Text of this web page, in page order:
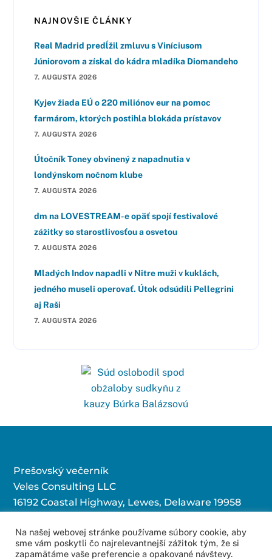
NAJNOVŠIE ČLÁNKY
Real Madrid predĺžil zmluvu s Viníciusom
Júniorovom a získal do kádra mladíka Diomandeho
7. AUGUSTA 2026
Kyjev žiada EÚ o 220 miliónov eur na pomoc
farmárom, ktorých postihla blokáda prístavov
7. AUGUSTA 2026
Útočník Toney obvinený z napadnutia v
londýnskom nočnom klube
7. AUGUSTA 2026
dm na LOVESTREAM-e opäť spojí festivalové
zážitky so starostlivosťou a osvetou
7. AUGUSTA 2026
Mladých Indov napadli v Nitre muži v kuklách,
jedného museli operovať. Útok odsúdili Pellegrini
aj Raši
7. AUGUSTA 2026
Prešovský večerník
Veles Consulting LLC
16192 Coastal Highway, Lewes, Delaware 19958
Kontaktujte nás:
Na našej webovej stránke používame súbory cookie, aby
sme vám poskytli čo najrelevantnejší zážitok tým, že si
zapamätáme vaše preferencie a opakované návštevy.